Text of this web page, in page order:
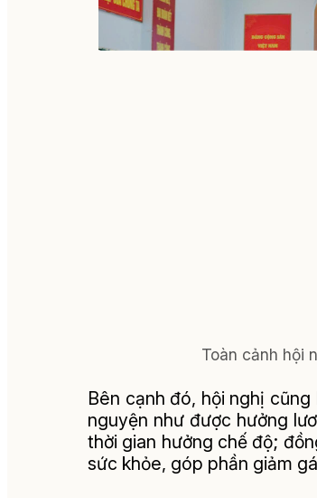
Toàn cảnh hội
Bên cạnh đó, hội nghị
nguyện như được hưởng
thời gian hưởng chế độ;
sức khỏe, góp phần giảm